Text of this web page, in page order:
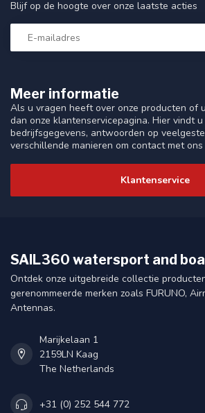
Meer informatie
Als u vragen heeft over onze producten of
dan onze klantenservicepagina. Hier vindt u
bedrijfsgegevens, antwoorden op
verschillende manieren om contact met
Klantenservice
Blijf op de hoogte over onze laatste acties
SAIL360 watersport and
Ontdek onze uitgebreide collectie
gerenommeerde merken zoals FURUNO,
Antennas.
Marijkelaan 1
2159LN Kaag
The Netherlands
+31 (0) 252 544 772